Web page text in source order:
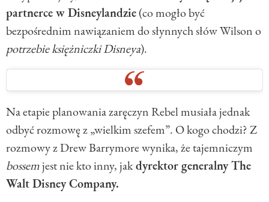
partnerce w Disneylandzie(co mogło być
bezpośrednim nawiązaniem do słynnych słów Wilson o
potrzebie księżniczki Disneya).
Na etapie planowania zaręczyn Rebel musiała jednak
odbyć rozmowę z „wielkim szefem”. O kogo chodzi? Z
rozmowy z Drew Barrymore wynika, że tajemniczym
bossemjest nie kto inny, jakdyrektor generalny The
Walt Disney Company.